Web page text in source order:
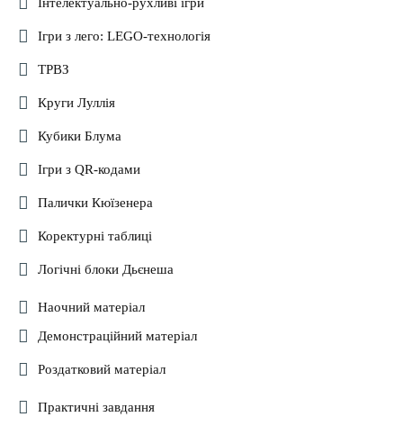
Ігри з лего: LEGO-технологія
ТРВЗ
Круги Луллія
Кубики Блума
Ігри з QR-кодами
Палички Кюїзенера
Коректурні таблиці
Логічні блоки Дьєнеша
Наочний матеріал
Демонстраційний матеріал
Роздатковий матеріал
Практичні завдання